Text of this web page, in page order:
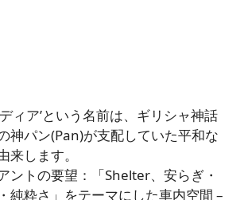
ィア’という名前は、ギリシャ神話
神パン(Pan)が支配していた平和な
来します。
ントの要望：「Shelter、安らぎ・
純粋さ」をテーマにした車内空間 –